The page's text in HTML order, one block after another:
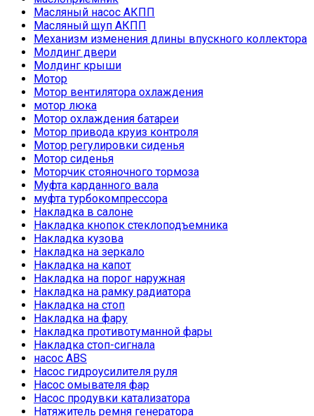
Масляный насос АКПП
Масляный щуп АКПП
Механизм изменения длины впускного коллектора
Молдинг двери
Молдинг крыши
Мотор
Мотор вентилятора охлаждения
мотор люка
Мотор охлаждения батареи
Мотор привода круиз контроля
Мотор регулировки сиденья
Мотор сиденья
Моторчик стояночного тормоза
Муфта карданного вала
муфта турбокомпрессора
Накладка в салоне
Накладка кнопок стеклоподъемника
Накладка кузова
Накладка на зеркало
Накладка на капот
Накладка на порог наружная
Накладка на рамку радиатора
Накладка на стоп
Накладка на фару
Накладка противотуманной фары
Накладка стоп-сигнала
насос ABS
Насос гидроусилителя руля
Насос омывателя фар
Насос продувки катализатора
Натяжитель ремня генератора